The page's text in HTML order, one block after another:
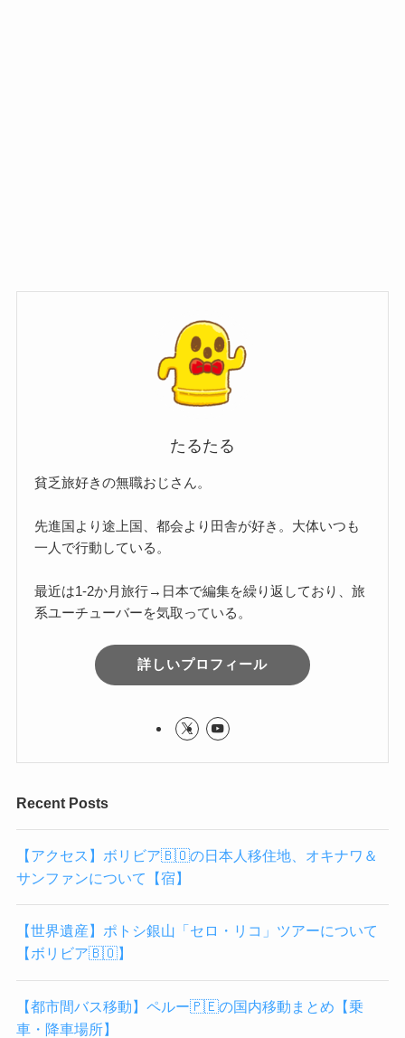
たるたる
貧乏旅好きの無職おじさん。
先進国より途上国、都会より田舎が好き。大体いつも
一人で行動している。
最近は1-2か月旅行→日本で編集を繰り返しており、旅
系ユーチューバーを気取っている。
詳しいプロフィール
Recent Posts
【アクセス】ボリビア🇧🇴の日本人移住地、オキナワ＆
サンファンについて【宿】
【世界遺産】ポトシ銀山「セロ・リコ」ツアーについて
【ボリビア🇧🇴】
【都市間バス移動】ペルー🇵🇪の国内移動まとめ【乗
車・降車場所】